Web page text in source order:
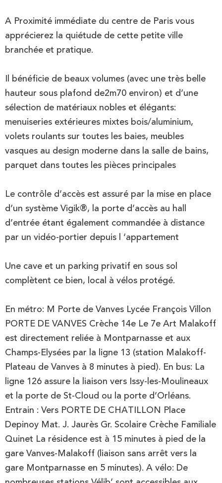
A Proximité immédiate du centre de Paris vous
apprécierez la quiétude de cette petite ville
branchée et pratique.
Il bénéficie de beaux volumes (avec une très belle
hauteur sous plafond de2m70 environ) et d’une
sélection de matériaux nobles et élégants:
menuiseries extérieures mixtes bois/aluminium,
volets roulants sur toutes les baies, meubles
vasques au design moderne dans la salle de bains,
parquet dans toutes les pièces principales
Le contrôle d’accès est assuré par la mise en place
d’un système Vigik®, la porte d’accès au hall
d’entrée étant également commandée à distance
par un vidéo-portier depuis l ‘appartement
Une cave et un parking privatif en sous sol
complètent ce bien, local à vélos protégé.
En métro: M Porte de Vanves Lycée François Villon
PORTE DE VANVES Crèche 14e Le 7e Art Malakoff
est directement reliée à Montparnasse et aux
Champs-Elysées par la ligne 13 (station Malakoff-
Plateau de Vanves à 8 minutes à pied). En bus: La
ligne 126 assure la liaison vers Issy-les-Moulineaux
et la porte de St-Cloud ou la porte d’Orléans.
Entrain : Vers PORTE DE CHATILLON Place
Depinoy Mat. J. Jaurès Gr. Scolaire Crèche Familiale
Quinet La résidence est à 15 minutes à pied de la
gare Vanves-Malakoff (liaison sans arrêt vers la
gare Montparnasse en 5 minutes). A vélo: De